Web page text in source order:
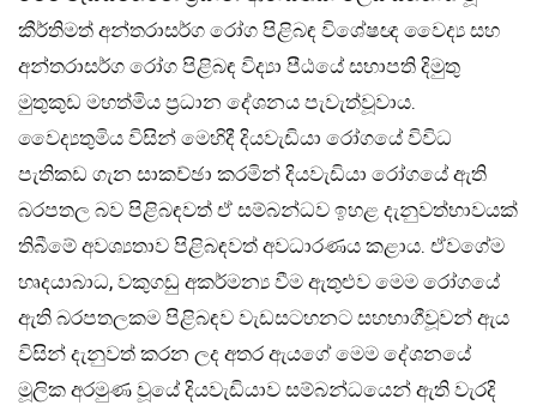
කීර්තිමත් අන්තරාසර්ග රෝග පිළිබඳ විශේෂඥ වෛද්‍ය සහ
අන්තරාසර්ග රෝග පිළිබඳ විද්‍යා පීඨයේ සභාපති දිමුතු
මුතුකුඩ මහත්මිය ප‍්‍රධාන දේශනය පැවැත්වූවාය.
වෛද්‍යතුමිය විසින් මෙහිදී දියවැඩියා රෝගයේ විවිධ
පැතිකඩ ගැන සාකච්ඡා කරමින් දියවැඩියා රෝගයේ ඇති
බරපතල බව පිළිබඳවත් ඒ සම්බන්ධව ඉහළ දැනුවත්භාවයක්
තිබීමේ අවශ්‍යතාව පිළිබඳවත් අවධාරණය කළාය. ඒවගේම
හෘදයාබාධ, වකුගඩු අකර්මන්‍ය වීම ඇතුළුව මෙම රෝගයේ
ඇති බරපතලකම පිළිබඳව වැඩසටහනට සහභාගීවූවන් ඇය
විසින් දැනුවත් කරන ලද අතර ඇයගේ මෙම දේශනයේ
මූලික අරමුණ වූයේ දියවැඩියාව සම්බන්ධයෙන් ඇති වැරදි